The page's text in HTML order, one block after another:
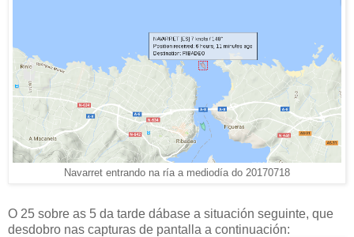
Navarret entrando na ría a mediodía do 20170718
O 25 sobre as 5 da tarde dábase a situación seguinte, que
desdobro nas capturas de pantalla a continuación: